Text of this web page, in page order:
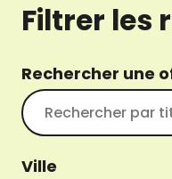
Filtrer les
Rechercher une
Ville